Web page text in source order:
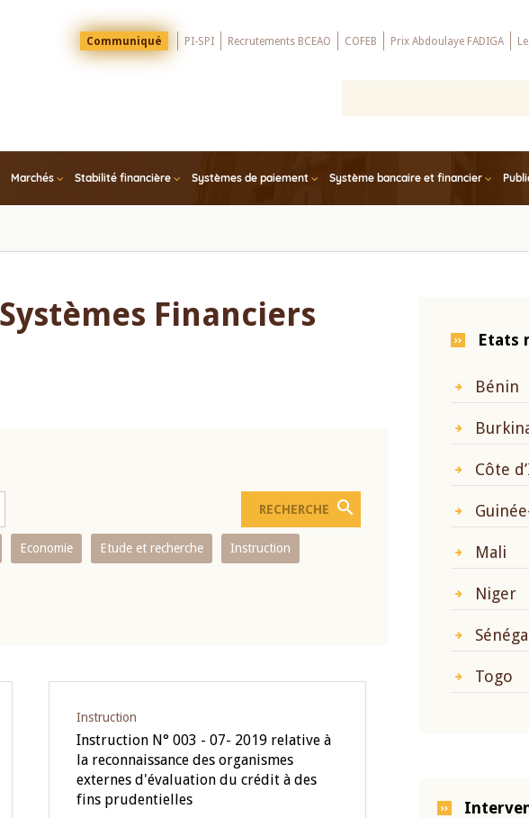
Menu
Top
Communiqué PI-SPI Recrutements BCEAO COFEB Prix Abdoulaye FADIGA
Marchés Stabilité financière Systèmes de paiement Système bancaire et financier
Financiers
Economie Etude et recherche Instruction
Instruction
Instruction N° 003 - 07- 2019 relative à
la reconnaissance des organismes
externes d'évaluation du crédit à des
fins prudentielles
Etats
Bénin
Côte
Mali
Niger
Sénégal
Togo